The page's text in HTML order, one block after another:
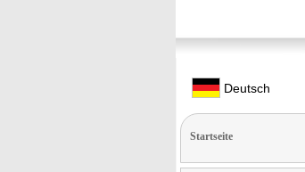
Deutsch
Startseite